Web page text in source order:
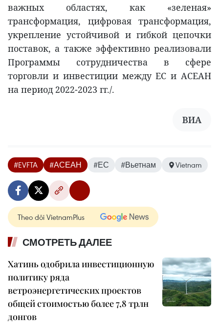
важных областях, как «зеленая»
трансформация, цифровая трансформация,
укрепление устойчивой и гибкой цепочки
поставок, а также эффективно реализовали
Программы сотрудничества в сфере
торговли и инвестиции между ЕС и АСЕАН
на период 2022-2023 гг./.
ВИА
#EVFTA #АСЕАН #ЕС #Вьетнам Vietnam
Theo dõi VietnamPlus
СМОТРЕТЬ ДАЛЕЕ
Хатинь одобрила инвестиционную
политику ряда
ветроэнергетических проектов
общей стоимостью более 7,8 трлн
донгов